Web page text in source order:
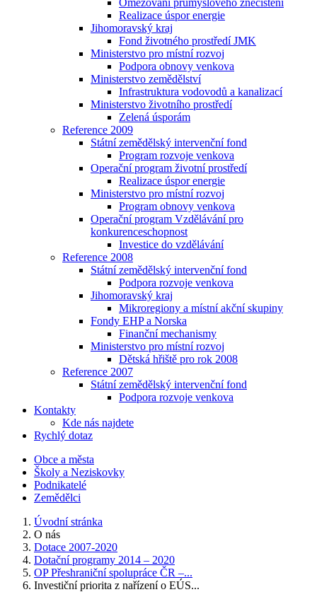
Omezování průmyslového znečištění
Realizace úspor energie
Jihomoravský kraj
Fond životného prostředí JMK
Ministerstvo pro místní rozvoj
Podpora obnovy venkova
Ministerstvo zemědělství
Infrastruktura vodovodů a kanalizací
Ministerstvo životního prostředí
Zelená úsporám
Reference 2009
Státní zemědělský intervenční fond
Program rozvoje venkova
Operační program životní prostředí
Realizace úspor energie
Ministerstvo pro místní rozvoj
Program obnovy venkova
Operační program Vzdělávání pro
konkurenceschopnost
Investice do vzdělávání
Reference 2008
Státní zemědělský intervenční fond
Podpora rozvoje venkova
Jihomoravský kraj
Mikroregiony a místní akční skupiny
Fondy EHP a Norska
Finanční mechanismy
Ministerstvo pro místní rozvoj
Dětská hřiště pro rok 2008
Reference 2007
Státní zemědělský intervenční fond
Podpora rozvoje venkova
Kontakty
Kde nás najdete
Rychlý dotaz
Obce a města
Školy a Neziskovky
Podnikatelé
Zemědělci
Úvodní stránka
O nás
Dotace 2007-2020
Dotační programy 2014 – 2020
OP Přeshraniční spolupráce ČR –...
Investiční priorita z nařízení o EÚS...